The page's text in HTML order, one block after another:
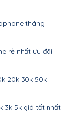
tháng
rẻ nhất ưu đãi
20k 30k 50k
3k 5k giá tốt nhất